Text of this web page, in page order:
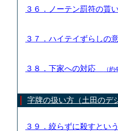
３６．ノーテン罰符の貰
３７．ハイテイずらしの
３８．下家への対応 （約
字牌の扱い方（土田のデ
３９．絞らずに殺すとい